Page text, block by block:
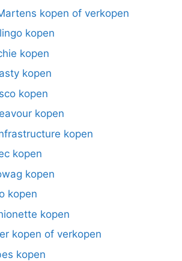
kopen of verkopen
kopen
kopen
kopen
kopen
kopen
kopen
kopen
kopen
kopen
kopen
kopen of verkopen
kopen